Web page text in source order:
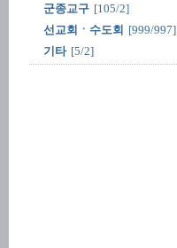
군종교구 [105/2]
선교회ㆍ수도회 [999/997]
기타 [5/2]